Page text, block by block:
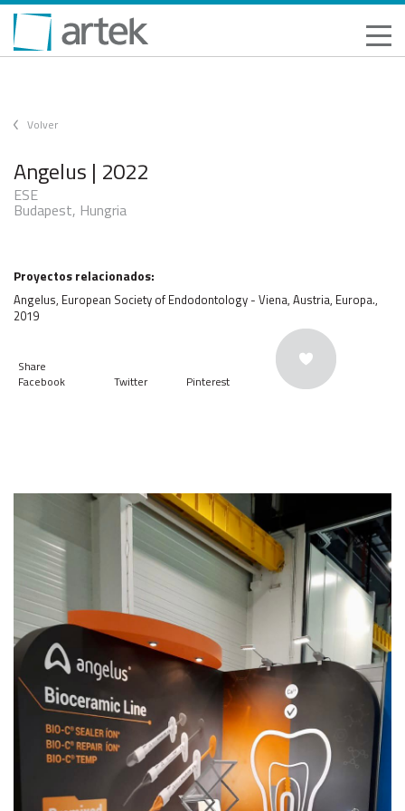
Volver
Angelus | 2022
ESE
Budapest, Hungria
Proyectos relacionados:
Angelus, European Society of Endodontology - Viena, Austria, Europa.,
2019
Share
Facebook
Twitter Pinterest